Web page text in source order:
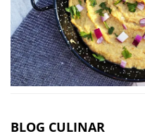
BLOG CULINAR